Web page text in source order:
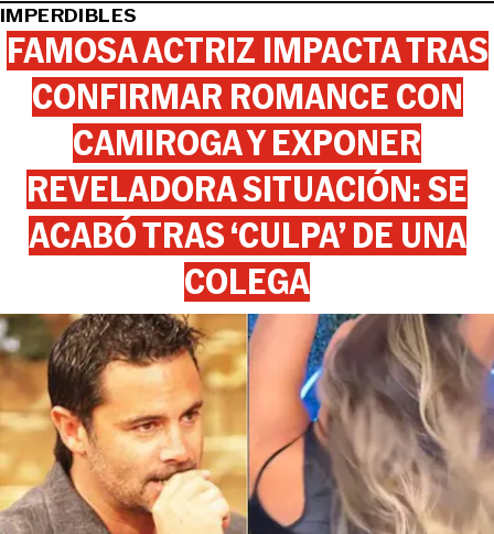
IMPERDIBLES
FAMOSA ACTRIZ IMPACTA TRAS
CONFIRMAR ROMANCE CON
CAMIROGA Y EXPONER
REVELADORA SITUACIÓN: SE
ACABÓ TRAS ‘CULPA’ DE UNA
COLEGA